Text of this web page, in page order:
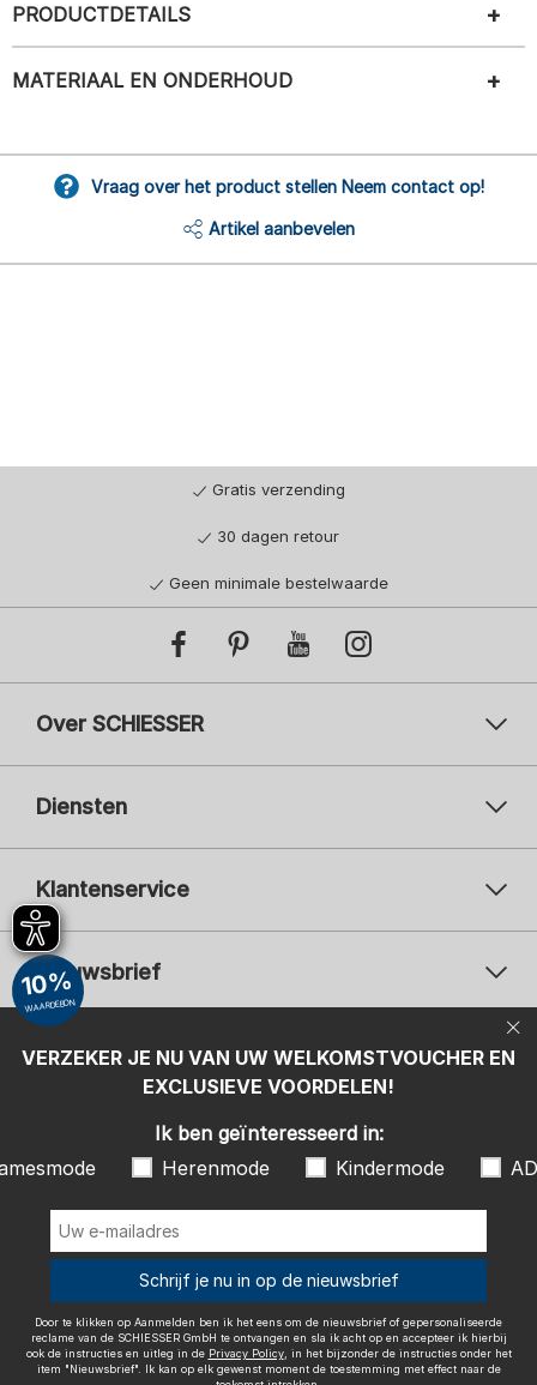
PRODUCTDETAILS
MATERIAAL EN ONDERHOUD
Vraag over het product stellen Neem contact op!
Artikel aanbevelen
Gratis verzending
30 dagen retour
Geen minimale bestelwaarde
Over SCHIESSER
Diensten
Klantenservice
Nieuwsbrief
Uw
Uw e-mailadres
Aanmelden
Herenmode
ADIDAS
Door te klikken op Aanmelden ben ik het eens om de nieuwsbrief of
gepersonaliseerde reclame van de SCHIESSER GmbH te ontvangen en
sla ik acht op en accepteer ik hierbij ook de instructies en uitleg in de
, in het bijzonder de instructies onder het item
effect naar de toekomst intrekken.
Betaalwijzen
Wij bezorgen met
VERZEKER JE NU VAN UW WELKOMSTVOUCHER EN
EXCLUSIEVE VOORDELEN!
10%
WAARDEBON
Ik ben geïnteresseerd in:
Herenmode Kindermode
Schrijf je nu in op de nieuwsbrief
Door te klikken op Aanmelden ben ik het eens om de nieuwsbrief of gepersonaliseerde
reclame van de SCHIESSER GmbH te ontvangen en sla ik acht op en accepteer ik hierbij
ook de instructies en uitleg in de Privacy Policy, in het bijzonder de instructies onder het
item "Nieuwsbrief". Ik kan op elk gewenst moment de toestemming met effect naar de